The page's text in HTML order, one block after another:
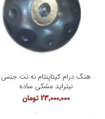
هنگ درام کیتاپنتام نه نت جنس
نیتراید مشکی ساده
23,000,000تومان